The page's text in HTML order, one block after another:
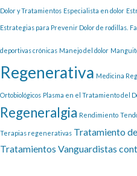
Dolor y Tratamientos Especialista en dolor
Estrategias para Prevenir Dolor de rodillas.
deportivas crónicas Manejo del dolor
Regenerativa Medicina
Ortobiológicos Plasma en el Tratamiento del
Regeneralgia Rendimiento
Terapias regenerativas Tratamiento
Tratamientos Vanguardistas